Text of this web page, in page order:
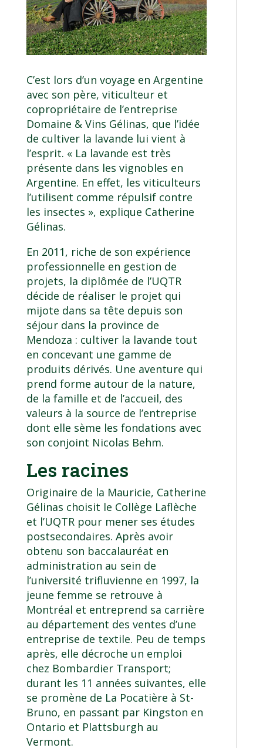
C’est lors d’un voyage en Argentine
avec son père, viticulteur et
copropriétaire de l’entreprise
Domaine & Vins Gélinas, que l’idée
de cultiver la lavande lui vient à
l’esprit. « La lavande est très
présente dans les vignobles en
Argentine. En effet, les viticulteurs
l’utilisent comme répulsif contre
les insectes », explique Catherine
Gélinas.
En 2011, riche de son expérience
professionnelle en gestion de
projets, la diplômée de l’UQTR
décide de réaliser le projet qui
mijote dans sa tête depuis son
séjour dans la province de
Mendoza : cultiver la lavande tout
en concevant une gamme de
produits dérivés. Une aventure qui
prend forme autour de la nature,
de la famille et de l’accueil, des
valeurs à la source de l’entreprise
dont elle sème les fondations avec
son conjoint Nicolas Behm.
Les racines
Originaire de la Mauricie, Catherine
Gélinas choisit le Collège Laflèche
et l’UQTR pour mener ses études
postsecondaires. Après avoir
obtenu son baccalauréat en
administration au sein de
l’université trifluvienne en 1997, la
jeune femme se retrouve à
Montréal et entreprend sa carrière
au département des ventes d’une
entreprise de textile. Peu de temps
après, elle décroche un emploi
chez Bombardier Transport;
durant les 11 années suivantes, elle
se promène de La Pocatière à St-
Bruno, en passant par Kingston en
Ontario et Plattsburgh au
Vermont.